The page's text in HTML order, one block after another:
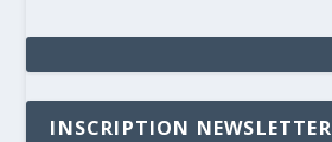
INSCRIPTION NEWSLETTER